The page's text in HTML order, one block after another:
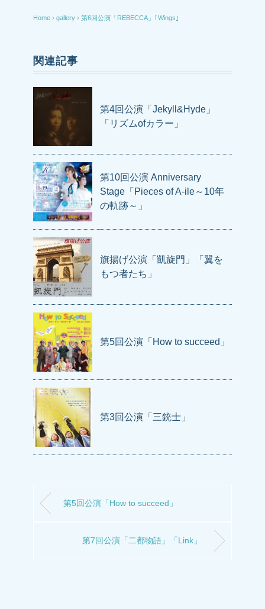
Home › gallery › 第6回公演「REBECCA」｢Wings｣
関連記事
第4回公演「Jekyll&Hyde」
「リズムofカラー」
第10回公演 Anniversary
Stage「Pieces of A-ile～10年
の軌跡～」
旗揚げ公演「凱旋門」「翼を
もつ者たち」
第5回公演「How to succeed」
第3回公演「三銃士」
第5回公演「How to succeed」
第7回公演「二都物語」「Link」